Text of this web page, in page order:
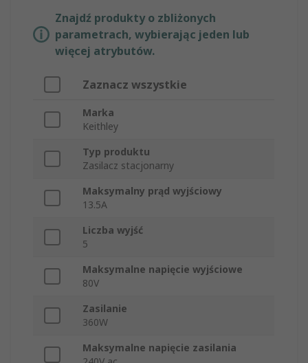
Znajdź produkty o zbliżonych
parametrach, wybierając jeden lub
więcej atrybutów.
Zaznacz wszystkie
Marka
Keithley
Typ produktu
Zasilacz stacjonarny
Maksymalny prąd wyjściowy
13.5A
Liczba wyjść
5
Maksymalne napięcie wyjściowe
80V
Zasilanie
360W
Maksymalne napięcie zasilania